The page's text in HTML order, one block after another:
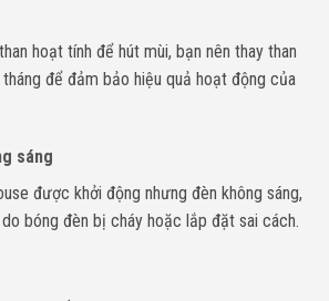
hoạt tính để hút mùi, bạn nên thay than
để đảm bảo hiệu quả hoạt động của
sáng
được khởi động nhưng đèn không sáng,
bóng đèn bị cháy hoặc lắp đặt sai cách.